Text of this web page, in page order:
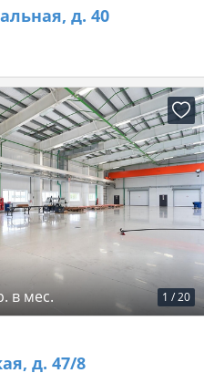
д. 40
1 /20
в мес.
д. 47/8